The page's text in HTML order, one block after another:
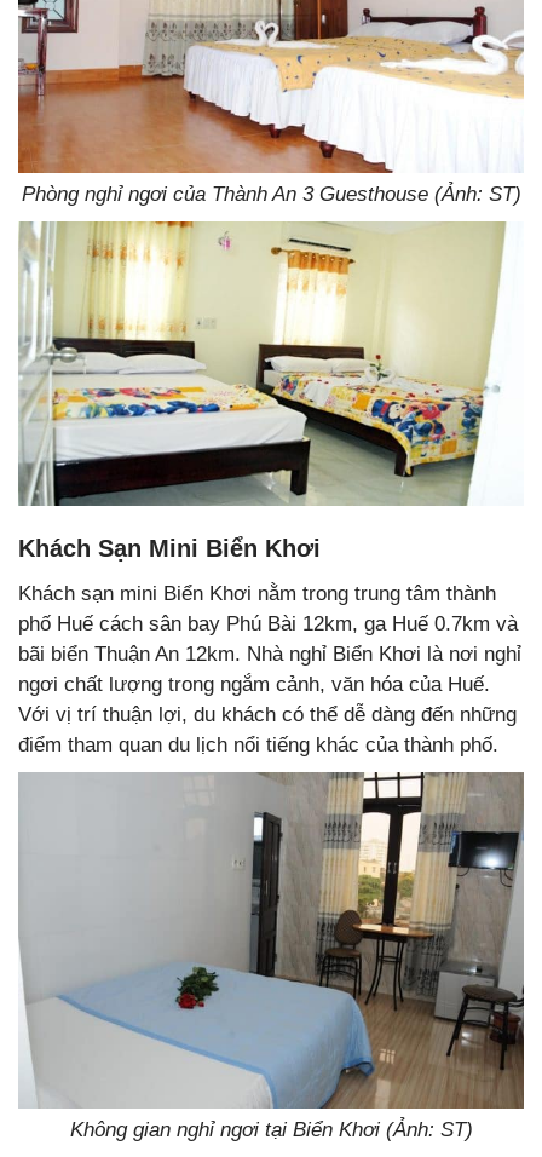
Phòng nghỉ ngơi của Thành An 3 Guesthouse (Ảnh: ST)
Khách Sạn Mini Biển Khơi
Khách sạn mini Biển Khơi nằm trong trung tâm thành
phố Huế cách sân bay Phú Bài 12km, ga Huế 0.7km và
bãi biển Thuận An 12km. Nhà nghỉ Biển Khơi là nơi nghỉ
ngơi chất lượng trong ngắm cảnh, văn hóa của Huế.
Với vị trí thuận lợi, du khách có thể dễ dàng đến những
điểm tham quan du lịch nổi tiếng khác của thành phố.
Không gian nghỉ ngơi tại Biển Khơi (Ảnh: ST)